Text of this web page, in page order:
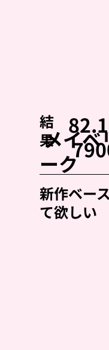
メイベ
ーク
新作ベー
て欲しい
結
果